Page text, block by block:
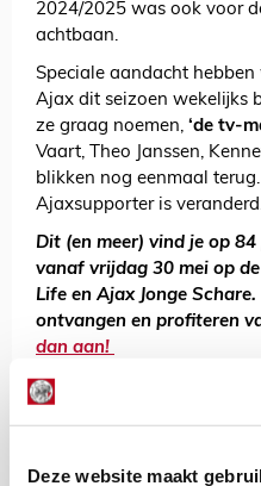
Deze website maakt
2024/2025 was ook voor
achtbaan.
Speciale aandacht
Ajax dit seizoen wekelijks
ze graag noemen, ‘de tv-
Vaart, Theo Janssen,
blikken nog eenmaal
Ajaxsupporter is
Dit (en meer) vind je op
vanaf vrijdag 30 mei op
Life en Ajax Jonge
ontvangen en profiteren
dan aan!
flipperkast’